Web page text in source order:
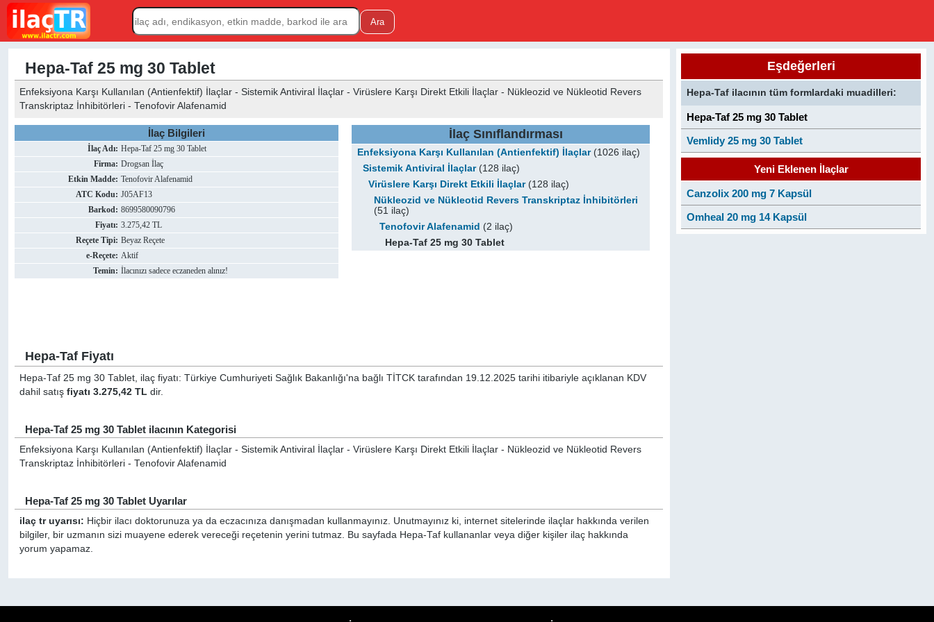
Hepa-Taf 25 mg 30 Tablet
Enfeksiyona Karşı Kullanılan (Antienfektif) İlaçlar - Sistemik Antiviral İlaçlar - Virüslere Karşı Direkt Etkili İlaçlar - Nükleozid ve Nükleotid Revers
Transkriptaz İnhibitörleri - Tenofovir Alafenamid
İlaç Bilgileri
İlaç Adı: Hepa-Taf 25 mg 30 Tablet
Firma: Drogsan İlaç
Etkin Madde: Tenofovir Alafenamid
ATC Kodu: J05AF13
Barkod: 8699580090796
Fiyatı: 3.275,42 TL
Reçete Tipi: Beyaz Reçete
e-Reçete: Aktif
Temin: İlacınızı sadece eczaneden alınız!
İlaç Sınıflandırması
Enfeksiyona Karşı Kullanılan (Antienfektif) İlaçlar(1026 ilaç)
Sistemik Antiviral İlaçlar(128 ilaç)
Virüslere Karşı Direkt Etkili İlaçlar(128 ilaç)
Nükleozid ve Nükleotid Revers Transkriptaz İnhibitörleri
(51 ilaç)
Tenofovir Alafenamid (2 ilaç)
Hepa-Taf 25 mg 30 Tablet
Hepa-Taf Fiyatı
Hepa-Taf 25 mg 30 Tablet, ilaç fiyatı: Türkiye Cumhuriyeti Sağlık Bakanlığı'na bağlı TİTCK tarafından 19.12.2025 tarihi itibariyle açıklanan KDV
dahil satışfiyatı 3.275,42 TL dir.
Hepa-Taf 25 mg 30 Tablet ilacının Kategorisi
Enfeksiyona Karşı Kullanılan (Antienfektif) İlaçlar - Sistemik Antiviral İlaçlar - Virüslere Karşı Direkt Etkili İlaçlar - Nükleozid ve Nükleotid Revers
Transkriptaz İnhibitörleri - Tenofovir Alafenamid
Hepa-Taf 25 mg 30 Tablet Uyarılar
ilaç tr uyarısı: Hiçbir ilacı doktorunuza ya da eczacınıza danışmadan kullanmayınız. Unutmayınız ki, internet sitelerinde ilaçlar hakkında verilen
bilgiler, bir uzmanın sizi muayene ederek vereceği reçetenin yerini tutmaz. Bu sayfada Hepa-Taf kullananlar veya diğer kişiler ilaç hakkında
yorum yapamaz.
Eşdeğerleri
Hepa-Taf ilacının tüm formlardaki muadilleri:
Hepa-Taf 25 mg 30 Tablet
Vemlidy 25 mg 30 Tablet
Yeni Eklenen İlaçlar
Canzolix 200 mg 7 Kapsül
Omheal 20 mg 14 Kapsül